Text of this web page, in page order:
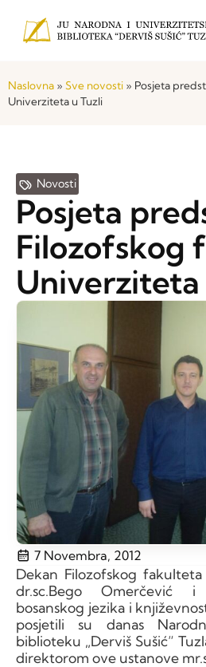
Naslovna » Sve novosti » Posjeta
Univerziteta u Tuzli
Novosti
Posjeta
Filozofskog
Univerziteta
7 Novembra, 2012
Dekan Filozofskog
dr.sc.Bego Omerčević i
bosanskog jezika i
posjetili su danas
biblioteku „Derviš Sušić“
direktorom ove ustanove